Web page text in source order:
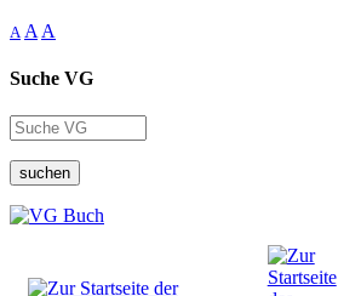
A A A
Suche VG
suchen